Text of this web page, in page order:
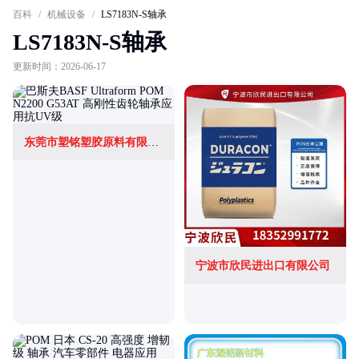
百科 / 机械设备 / LS7183N-S轴承
LS7183N-S轴承
更新时间：2026-06-17
东莞市塑铭塑胶原料有限公司
宁波市欣民进出口有限公司